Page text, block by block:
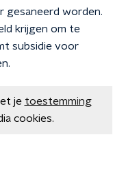
gesaneerd worden.
krijgen om te
subsidie voor
je toestemming
cookies.